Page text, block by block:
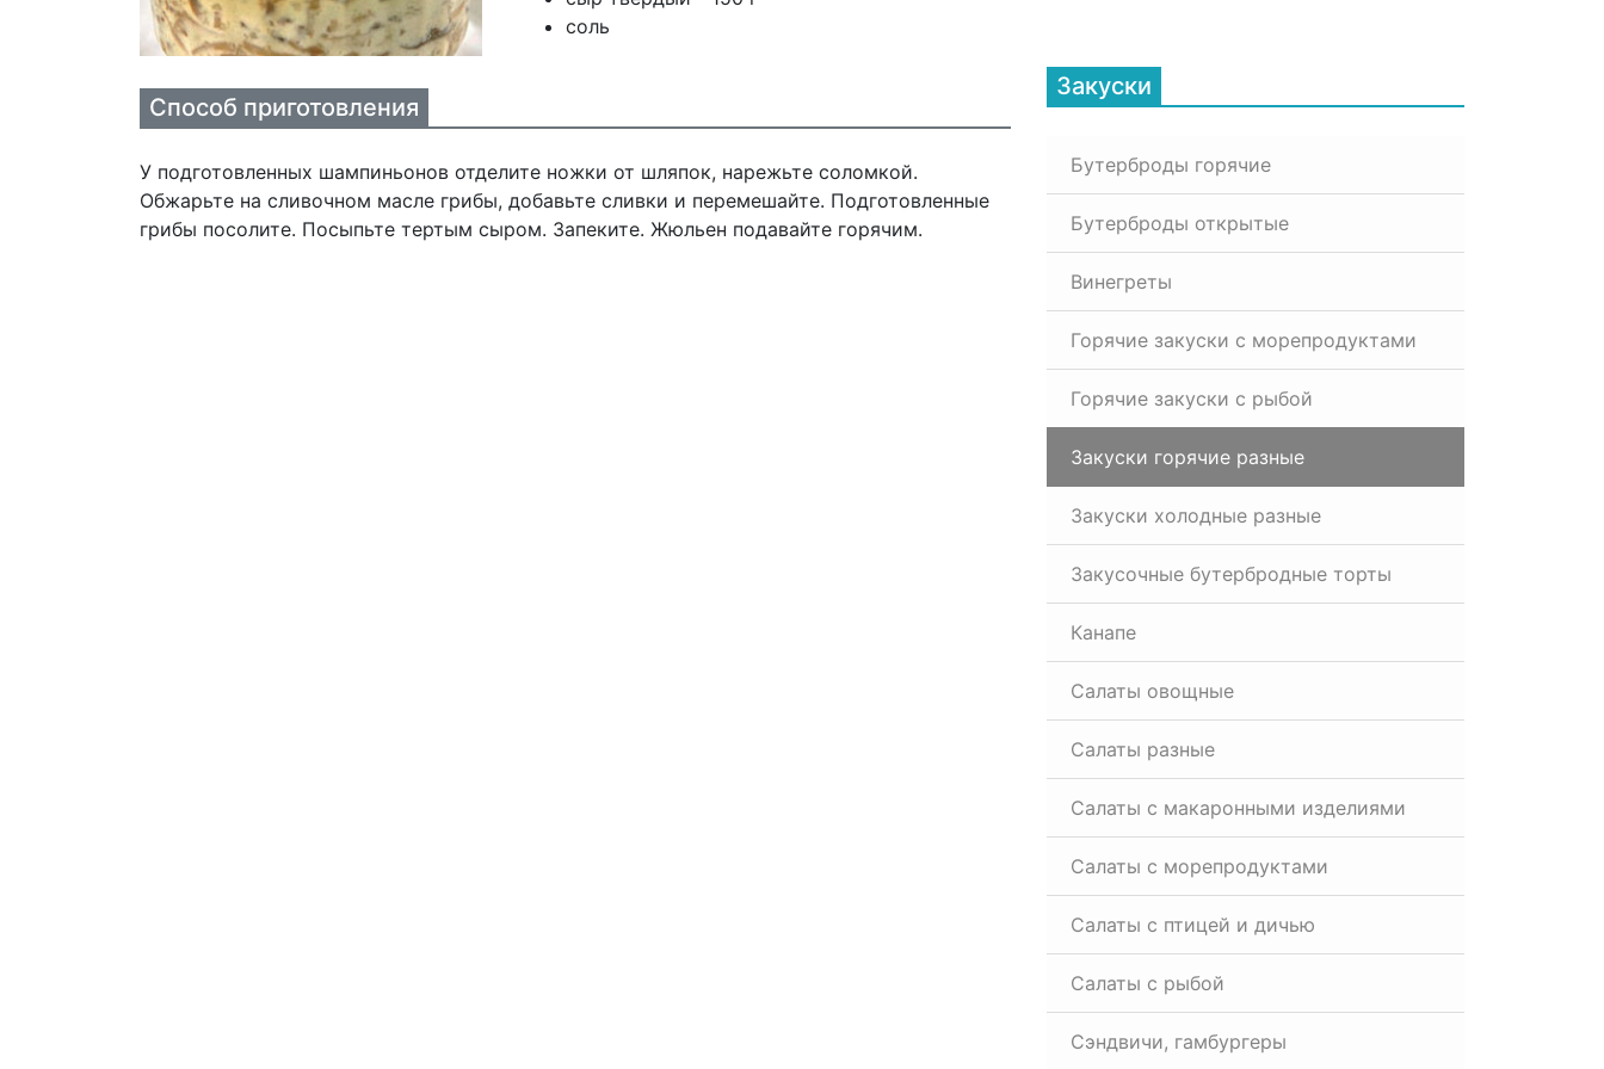
соль
Способ приготовления
У подготовленных шампиньонов отделите ножки от шляпок, нарежьте соломкой.
Обжарьте на сливочном масле грибы, добавьте сливки и перемешайте. Подготовленные
грибы посолите. Посыпьте тертым сыром. Запеките. Жюльен подавайте горячим.
Закуски
Бутерброды горячие
Бутерброды открытые
Винегреты
Горячие закуски с морепродуктами
Горячие закуски с рыбой
Закуски горячие разные
Закуски холодные разные
Закусочные бутербродные торты
Канапе
Салаты овощные
Салаты разные
Салаты с макаронными изделиями
Салаты с морепродуктами
Салаты с птицей и дичью
Салаты с рыбой
Сэндвичи, гамбургеры